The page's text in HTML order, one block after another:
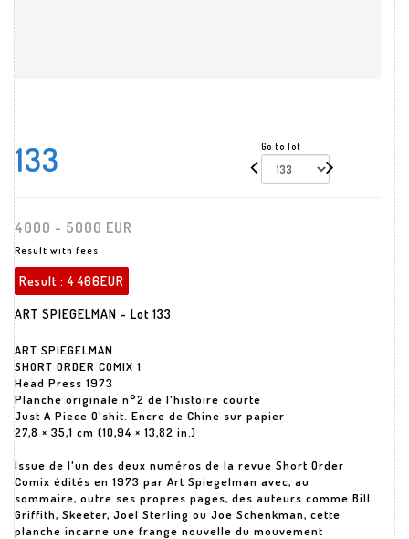
133 Go to lot
4000 - 5000 EUR
Result with fees
Result :4 466EUR
ART SPIEGELMAN - Lot 133
ART SPIEGELMAN
SHORT ORDER COMIX 1
Head Press 1973
Planche originale n°2 de l'histoire courte
Just A Piece O'shit. Encre de Chine sur papier
27,8 × 35,1 cm (10,94 × 13,82 in.)
Issue de l'un des deux numéros de la revue Short Order
Comix édités en 1973 par Art Spiegelman avec, au
sommaire, outre ses propres pages, des auteurs comme Bill
Griffith, Skeeter, Joel Sterling ou Joe Schenkman, cette
planche incarne une frange nouvelle du mouvement